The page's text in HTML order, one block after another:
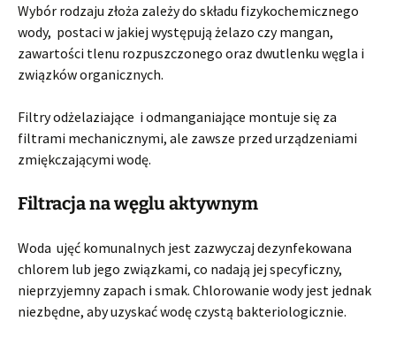
Wybór rodzaju złoża zależy do składu fizykochemicznego
wody, postaci w jakiej występują żelazo czy mangan,
zawartości tlenu rozpuszczonego oraz dwutlenku węgla i
związków organicznych.
Filtry odżelaziające i odmanganiające montuje się za
filtrami mechanicznymi, ale zawsze przed urządzeniami
zmiękczającymi wodę.
Filtracja na węglu aktywnym
Woda ujęć komunalnych jest zazwyczaj dezynfekowana
chlorem lub jego związkami, co nadają jej specyficzny,
nieprzyjemny zapach i smak. Chlorowanie wody jest jednak
niezbędne, aby uzyskać wodę czystą bakteriologicznie.